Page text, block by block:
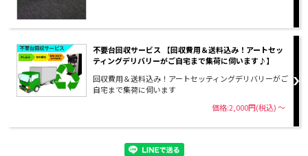
不要台回収サービス 【回収費用＆送料込み！アートセッ
ティングデリバリーがご自宅まで集荷に伺います♪】
回収費用＆送料込み！アートセッティングデリバリーがご
自宅まで集荷に伺います
価格:2,000円(税込)～